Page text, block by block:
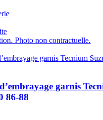
Photo non contractuelle.
garnis
86-88